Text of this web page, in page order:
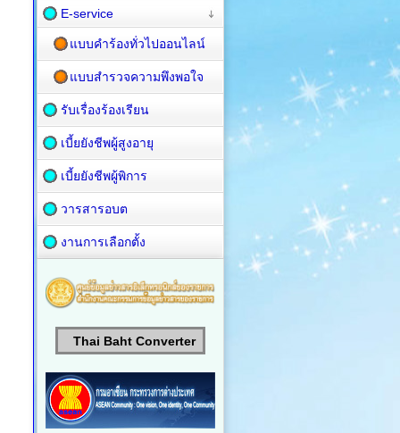
E-service
แบบคำร้องทั่วไปออนไลน์
แบบสำรวจความพึงพอใจ
รับเรื่องร้องเรียน
เบี้ยยังชีพผู้สูงอายุ
เบี้ยยังชีพผู้พิการ
วารสารอบต
งานการเลือกตั้ง
Thai Baht Converter